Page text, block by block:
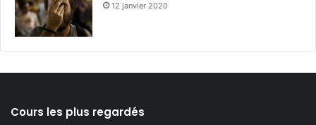
12 janvier 2020
Cours les plus regardés